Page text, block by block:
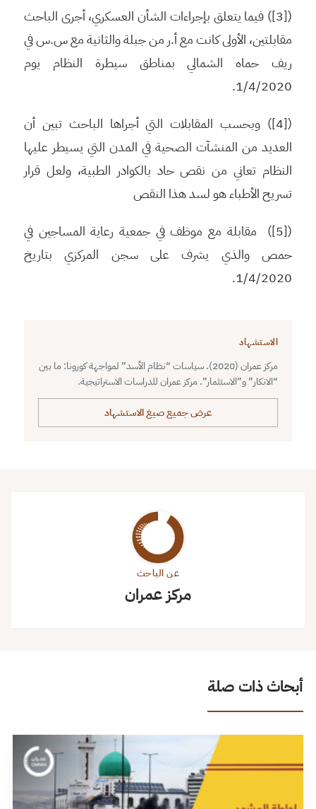
([3]) فيما يتعلق بإجراءات الشأن العسكري، أجرى الباحث
مقابلتين، الأولى كانت مع أ.ر من جبلة والثانية مع س.س في
ريف حماه الشمالي بمناطق سيطرة النظام يوم
1/4/2020.
([4]) وبحسب المقابلات التي أجراها الباحث تبين أن
العديد من المنشآت الصحية في المدن التي يسيطر عليها
النظام تعاني من نقص حاد بالكوادر الطبية، ولعل قرار
تسريح الأطباء هو لسد هذا النقص
([5]) مقابلة مع موظف في جمعية رعاية المساجين في
حمص والذي يشرف على سجن المركزي بتاريخ
1/4/2020.
الاستشهاد
مركز عمران (2020). سياسات “نظام الأسد” لمواجهة كورونا: ما بين
“الانكار” و”الاستثمار”. مركز عمران للدراسات الاستراتيجية.
عرض جميع صيغ الاستشهاد
عن الباحث
مركز عمران
أبحاث ذات صلة